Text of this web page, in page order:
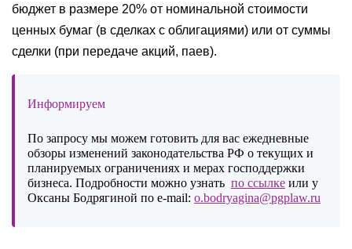
бюджет в размере 20% от номинальной стоимости
ценных бумаг (в сделках с облигациями) или от суммы
сделки (при передаче акций, паев).
Информируем
По запросу мы можем готовить для вас ежедневные
обзоры изменений законодательства РФ о текущих и
планируемых ограничениях и мерах господдержки
бизнеса. Подробности можно узнать по ссылке или у
Оксаны Бодрягиной по e-mail: o.bodryagina@pgplaw.ru